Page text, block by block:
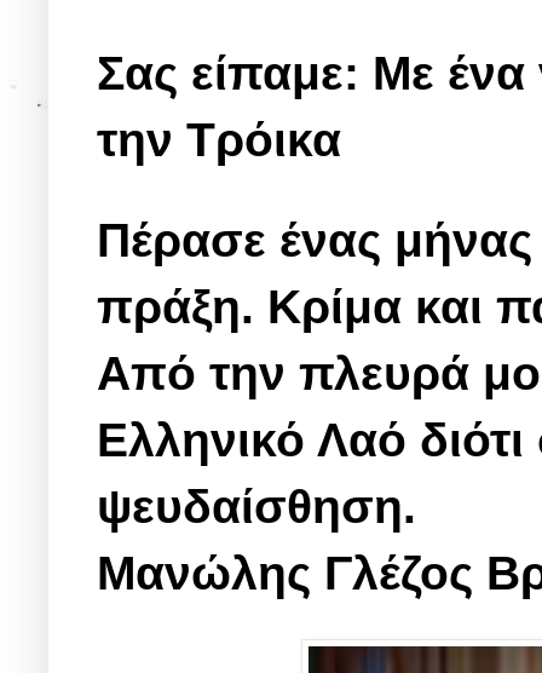
Σας είπαμε: Mε
την Τρόικα
Πέρασε ένας μήνας
πράξη. Κρίμα και
Από την πλευρά
Ελληνικό Λαό
ψευδαίσθηση.
Μανώλης Γλέζος